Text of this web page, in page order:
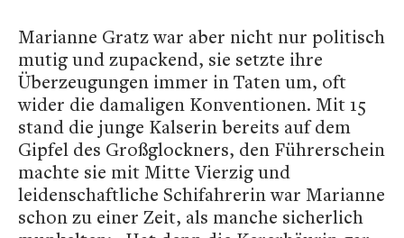
Marianne Gratz war aber nicht nur politisch
mutig und zupackend, sie setzte ihre
Überzeugungen immer in Taten um, oft
wider die damaligen Konventionen. Mit 15
stand die junge Kalserin bereits auf dem
Gipfel des Großglockners, den Führerschein
machte sie mit Mitte Vierzig und
leidenschaftliche Schifahrerin war Marianne
schon zu einer Zeit, als manche sicherlich